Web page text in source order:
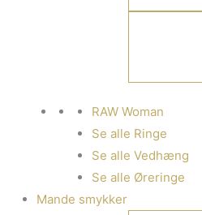
RAW Woman
Se alle Ringe
Se alle Vedhæng
Se alle Øreringe
Mande smykker